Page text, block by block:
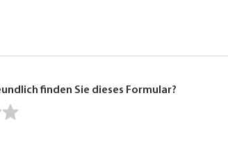
finden Sie dieses Formular?